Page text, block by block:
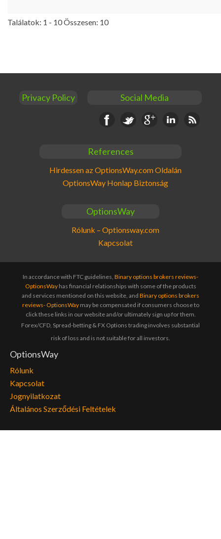
Találatok: 1 - 10 Összesen: 10
Privacy Policy Social Media
FacebookTwitter Google+LinkedinRSS
References
Hirdessen az OptionsWay.com Oldalán
OptionsWay Honlap Biztonság
OptionsWay
Rólunk – Optionsway.com
Kapcsolat
In accordance with FTC guidelines, Binary options brokers reviews-
OptionsWayhas financial relationships with some of the products
and services mentioned on this website, and Binary options brokers
reviews- OptionsWaymay be compensated if consumers choose to
click these links in our website and/or ultimately sign up for them.
Forex/CFD, Spread-betting & FX Options trading involves substantial
risk of loss and is not suitable for all investors.
OptionsWay
Rólunk
Kapcsolat
Jognyilatkozat
Általános Szerződési Feltételek